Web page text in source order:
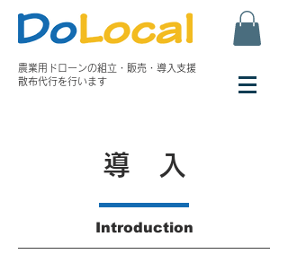
農業用ドローンの組立・ 販売・導入支援
散布代行を行います
導 入
Introduction